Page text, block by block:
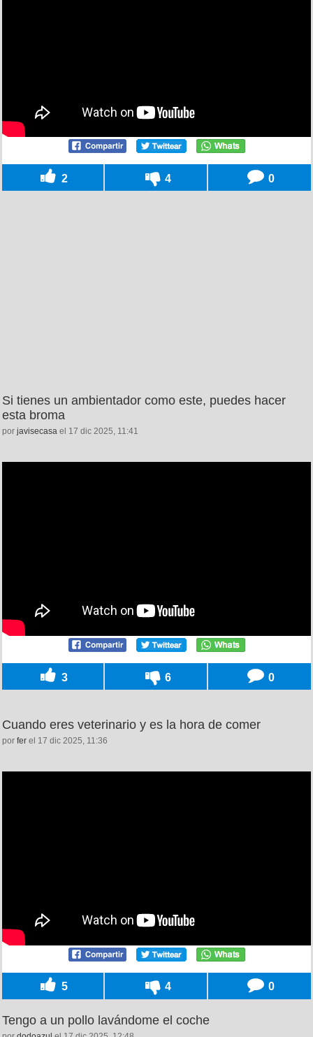
2 4 0
Si tienes un ambientador como este, puedes hacer
esta broma
por javisecasa el 17 dic 2025, 11:41
3 6 0
Cuando eres veterinario y es la hora de comer
por fer el 17 dic 2025, 11:36
5 4 0
Tengo a un pollo lavándome el coche